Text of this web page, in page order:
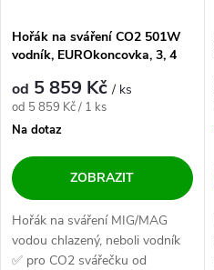
Hořák na sváření CO2 501W
vodník, EUROkoncovka, 3, 4
od 5 859 Kč/ ks
Měrná cena:
od 5 859 Kč / 1 ks
Na dotaz
ZOBRAZIT
Hořák na sváření MIG/MAG
vodou chlazený, neboli vodník
✅ pro CO2 svářečku od